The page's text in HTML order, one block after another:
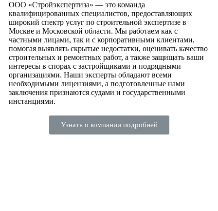
ООО «Стройэкспертиза» — это команда
квалифицированных специалистов, предоставляющих
широкий спектр услуг по строительной экспертизе в
Москве и Московской области. Мы работаем как с
частными лицами, так и с корпоративными клиентами,
помогая выявлять скрытые недостатки, оценивать качество
строительных и ремонтных работ, а также защищать ваши
интересы в спорах с застройщиками и подрядными
организациями. Наши эксперты обладают всеми
необходимыми лицензиями, а подготовленные нами
заключения признаются судами и государственными
инстанциями.
Узнать о компании подробней